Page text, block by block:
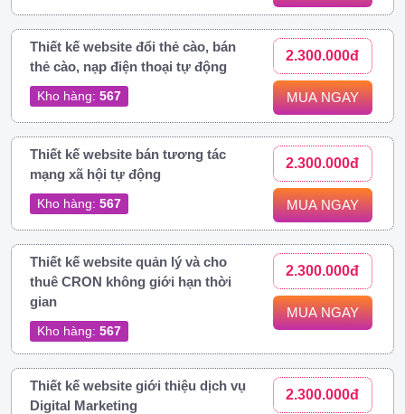
Thiết kế website đổi thẻ cào, bán
thẻ cào, nạp điện thoại tự động
Kho hàng: 567
2.300.000đ
MUA NGAY
Thiết kế website bán tương tác
mạng xã hội tự động
Kho hàng: 567
2.300.000đ
MUA NGAY
Thiết kế website quản lý và cho
thuê CRON không giới hạn thời
gian
Kho hàng: 567
2.300.000đ
MUA NGAY
Thiết kế website giới thiệu dịch vụ
Digital Marketing
2.300.000đ